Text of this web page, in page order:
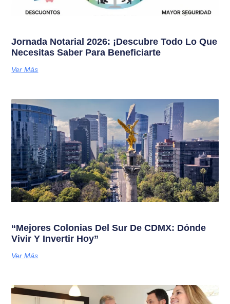
Jornada Notarial 2026: ¡Descubre Todo Lo Que
Necesitas Saber Para Beneficiarte
Ver Más
“Mejores Colonias Del Sur De CDMX: Dónde
Vivir Y Invertir Hoy”
Ver Más